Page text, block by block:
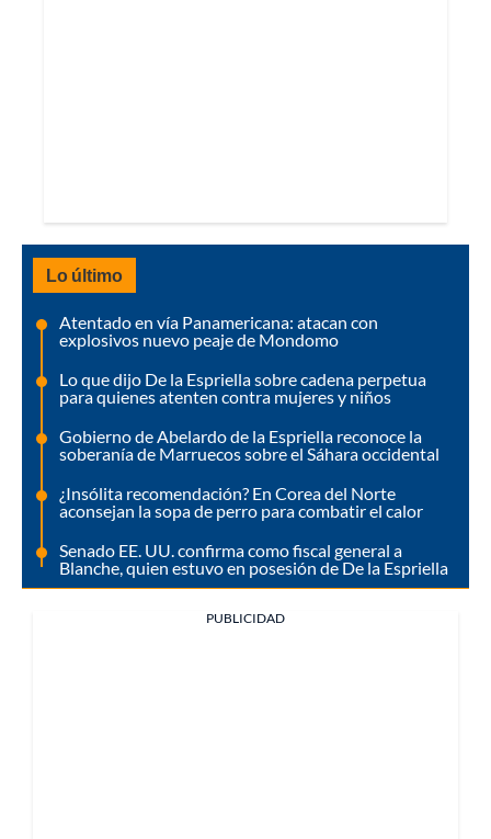
Lo último
Atentado en vía Panamericana: atacan con
explosivos nuevo peaje de Mondomo
Lo que dijo De la Espriella sobre cadena perpetua
para quienes atenten contra mujeres y niños
Gobierno de Abelardo de la Espriella reconoce la
soberanía de Marruecos sobre el Sáhara occidental
¿Insólita recomendación? En Corea del Norte
aconsejan la sopa de perro para combatir el calor
Senado EE. UU. confirma como fiscal general a
Blanche, quien estuvo en posesión de De la Espriella
PUBLICIDAD